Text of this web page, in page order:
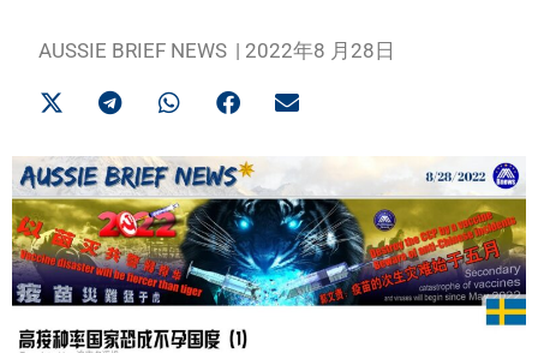
AUSSIE BRIEF NEWS | 2022年8 月28日